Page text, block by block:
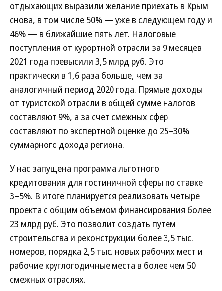
отдыхающих выразили желание приехать в Крым
снова, в том числе 50% — уже в следующем году и
46% — в ближайшие пять лет. Налоговые
поступления от курортной отрасли за 9 месяцев
2021 года превысили 3,5 млрд руб. Это
практически в 1,6 раза больше, чем за
аналогичный период 2020 года. Прямые доходы
от туристской отрасли в общей сумме налогов
составляют 9%, а за счет смежных сфер
составляют по экспертной оценке до 25–30%
суммарного дохода региона.
У нас запущена программа льготного
кредитования для гостиничной сферы по ставке
3–5%. В итоге планируется реализовать четыре
проекта с общим объемом финансирования более
23 млрд руб. Это позволит создать путем
строительства и реконструкции более 3,5 тыс.
номеров, порядка 2,5 тыс. новых рабочих мест и
рабочие круглогодичные места в более чем 50
смежных отраслях.